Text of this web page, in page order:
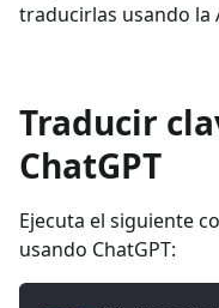
traducirlas usando la
Traducir
ChatGPT
Ejecuta el siguiente
usando ChatGPT: